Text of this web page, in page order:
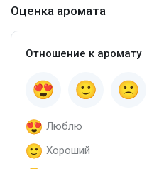
Оценка аромата
Отношение к аромату
Люблю
Хороший